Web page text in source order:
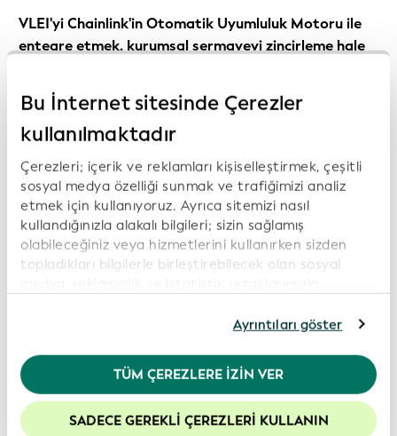
Bu İnternet sitesinde Çerezler
kullanılmaktadır
Çerezleri; içerik ve reklamları kişiselleştirmek, çeşitli
sosyal medya özelliği sunmak ve trafiğimizi analiz
etmek için kullanıyoruz. Ayrıca sitemizi nasıl
kullandığınızla alakalı bilgileri; sizin sağlamış
olabileceğiniz veya hizmetlerini kullanırken sizden
topladıkları bilgilerle birleştirebilecek olan sosyal
etmeniz durumunda, çerez politikamıza rıza
Gizlilik Politikamız
’ı inceleyiniz.
Web sitemizdeki deneyiminizi geliştirmek için
çerezleri etkin tutmanızı öneririz.
Ayrıntıları göster
TÜM ÇEREZLERE İZIN VER
SADECE GEREKLI ÇEREZLERI KULLANIN
VLEI'yi Chainlink'in Otomatik Uyumluluk Motoru ile
entegre etmek, kurumsal sermayeyi zincirleme hale
Kurumlar büyük miktarda sermayeyi zincir üzerinde
taşımak için üç güvenceye ihtiyaç duyar: doğru kimlik,
ACE'nin Kimlik Yöneticisi ve Çapraz Zincir Kimliği
(CCID) çerçevesi ile kurumlar, hassas verileri zincire
koymadan cüzdanları vLEI'ler gibi doğrulanabilir
kimlik bilgilerine bağlayabilir.
Politika Yöneticisi ve uyumluluk uzantıları ile
KYC/AML ve yargı yetkisi kurallarını doğrudan
uygunluk, işlemler gerçekleştirilmeden önce
uygulanır.
İzleme ve Raporlama ile, düzenleyici ve dahili